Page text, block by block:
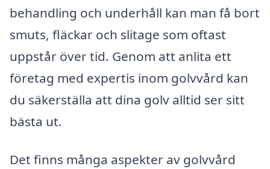
behandling och underhåll kan man få bort
smuts, fläckar och slitage som oftast
uppstår över tid. Genom att anlita ett
företag med expertis inom golvvård kan
du säkerställa att dina golv alltid ser sitt
bästa ut.
Det finns många aspekter av golvvård